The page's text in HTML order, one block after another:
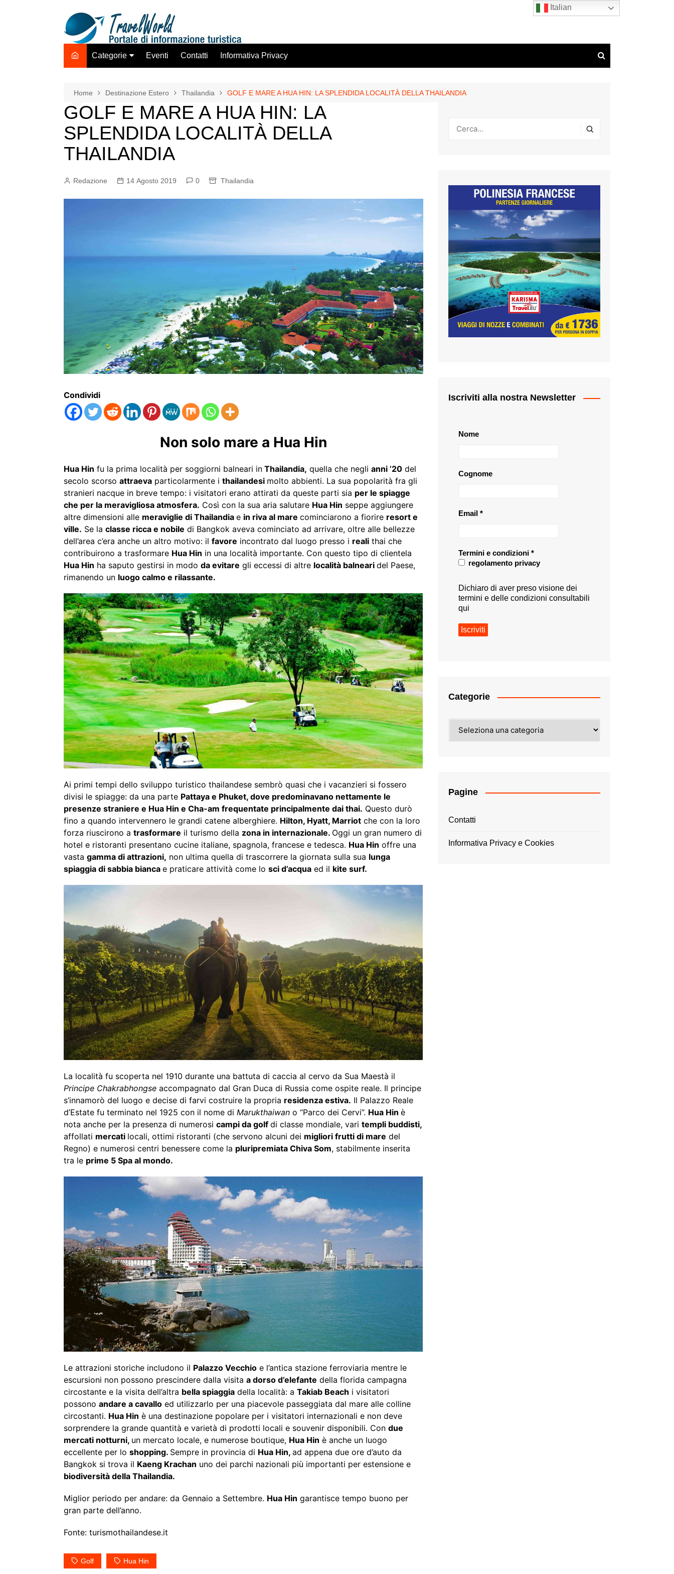
Categorie
Destinazione Italia
TO ADV OLTA
Trasporti
Hotel Strutture Ricettive
Istituzioni Associazioni
Assicurazioni Servizi
Tecnologie Mercato
Eventi Contatti Informativa Privacy
Home Destinazione Estero Thailandia GOLF E MARE A HUA HIN: LA SPLENDIDA LOCALITÀ DELLA THAILANDIA
GOLF E MARE A HUA HIN: LA
SPLENDIDA LOCALITÀ DELLA
THAILANDIA
Redazione 14 Agosto 2019 0 Thailandia
Condividi
Non solo mare a Hua Hin
Hua Hin fu la prima località per soggiorni balneari in Thailandia, quella che negli anni ’20 del
secolo scorso attraeva particolarmente i thailandesi molto abbienti. La sua popolarità fra gli
stranieri nacque in breve tempo: i visitatori erano attirati da queste parti sia per le spiagge
che per la meravigliosa atmosfera. Così con la sua aria salutare Hua Hin seppe aggiungere
altre dimensioni alle meraviglie di Thailandia e in riva al mare cominciarono a fiorire resort e
ville. Se la classe ricca e nobile di Bangkok aveva cominciato ad arrivare, oltre alle bellezze
dell’area c’era anche un altro motivo: il favore incontrato dal luogo presso i reali thai che
contribuirono a trasformare Hua Hin in una località importante. Con questo tipo di clientela
Hua Hin ha saputo gestirsi in modo da evitare gli eccessi di altre località balneari del Paese,
rimanendo un luogo calmo e rilassante.
Ai primi tempi dello sviluppo turistico thailandese sembrò quasi che i vacanzieri si fossero
divisi le spiagge: da una parte Pattaya e Phuket, dove predominavano nettamente le
presenze straniere e Hua Hin e Cha-am frequentate principalmente dai thai. Questo durò
fino a quando intervennero le grandi catene alberghiere. Hilton, Hyatt, Marriot che con la loro
forza riuscirono a trasformare il turismo della zona in internazionale. Oggi un gran numero di
hotel e ristoranti presentano cucine italiane, spagnola, francese e tedesca. Hua Hin offre una
vasta gamma di attrazioni, non ultima quella di trascorrere la giornata sulla sua lunga
spiaggia di sabbia bianca e praticare attività come lo sci d’acqua ed il kite surf.
La località fu scoperta nel 1910 durante una battuta di caccia al cervo da Sua Maestà il
Principe Chakrabhongse accompagnato dal Gran Duca di Russia come ospite reale. Il principe
s’innamorò del luogo e decise di farvi costruire la propria residenza estiva. Il Palazzo Reale
d’Estate fu terminato nel 1925 con il nome di Marukthaiwan o “Parco dei Cervi”. Hua Hin è
nota anche per la presenza di numerosi campi da golf di classe mondiale, vari templi buddisti,
affollati mercati locali, ottimi ristoranti (che servono alcuni dei migliori frutti di mare del
Regno) e numerosi centri benessere come la pluripremiata Chiva Som, stabilmente inserita
tra le prime 5 Spa al mondo.
Le attrazioni storiche includono il Palazzo Vecchio e l’antica stazione ferroviaria mentre le
escursioni non possono prescindere dalla visita a dorso d’elefante della florida campagna
circostante e la visita dell’altra bella spiaggia della località: a Takiab Beach i visitatori
possono andare a cavallo ed utilizzarlo per una piacevole passeggiata dal mare alle colline
circostanti. Hua Hin è una destinazione popolare per i visitatori internazionali e non deve
sorprendere la grande quantità e varietà di prodotti locali e souvenir disponibili. Con due
mercati notturni, un mercato locale, e numerose boutique, Hua Hin è anche un luogo
eccellente per lo shopping. Sempre in provincia di Hua Hin, ad appena due ore d’auto da
Bangkok si trova il Kaeng Krachan uno dei parchi nazionali più importanti per estensione e
biodiversità della Thailandia.
Miglior periodo per andare: da Gennaio a Settembre. Hua Hin garantisce tempo buono per
gran parte dell’anno.
Fonte: turismothailandese.it
Golf Hua Hin
Iscriviti alla nostra Newsletter
Nome
Cognome
Email *
Termini e condizioni *
regolamento privacy
Dichiaro di aver preso visione dei
termini e delle condizioni consultabili
qui
Categorie
Pagine
Contatti
Informativa Privacy e Cookies
Italian